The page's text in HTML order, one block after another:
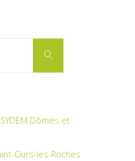
Search
Dômes et
Ours-les-Roches